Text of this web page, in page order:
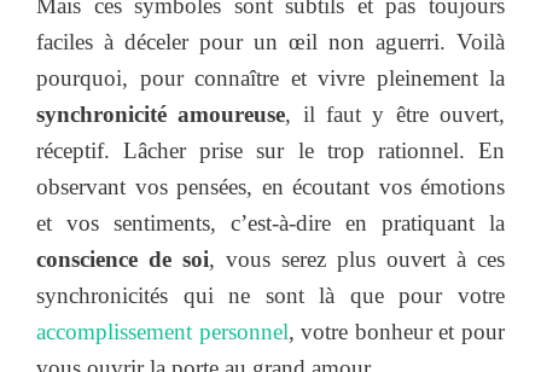
Mais ces symboles sont subtils et pas toujours
faciles à déceler pour un œil non aguerri. Voilà
pourquoi, pour connaître et vivre pleinement la
synchronicité amoureuse, il faut y être ouvert,
réceptif. Lâcher prise sur le trop rationnel. En
observant vos pensées, en écoutant vos émotions
et vos sentiments, c’est-à-dire en pratiquant la
conscience de soi, vous serez plus ouvert à ces
synchronicités qui ne sont là que pour votre
accomplissement personnel, votre bonheur et pour